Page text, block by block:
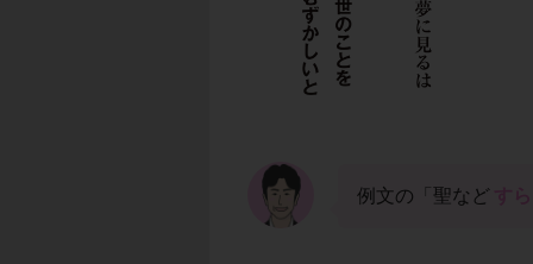
例文の「聖など